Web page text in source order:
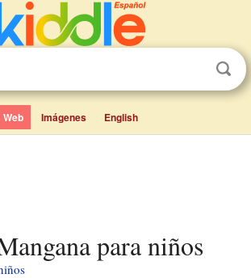
Web Imágenes English
para niños